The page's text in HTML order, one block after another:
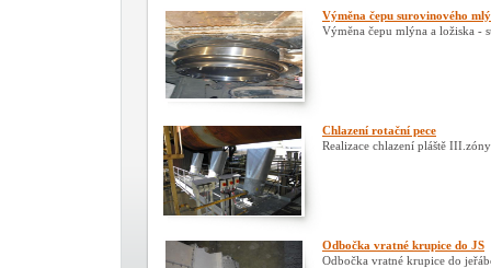
Výměna čepu surovinového
Výměna čepu mlýna a ložiska
Chlazení rotační pece
Realizace chlazení pláště
Odbočka vratné krupice do JS
Odbočka vratné krupice do